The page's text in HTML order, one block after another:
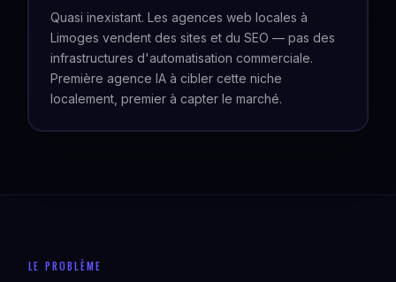
Quasi inexistant. Les agences web locales à
Limoges vendent des sites et du SEO — pas des
infrastructures d'automatisation commerciale.
Première agence IA à cibler cette niche
localement, premier à capter le marché.
LE PROBLÈME